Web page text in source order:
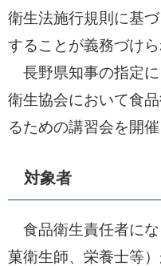
衛生法施行規則に基
することが義務づけ
長野県知事の指定
衛生協会において食
るための講習会を開催
対象者
食品衛生責任者に
菓衛生師、栄養士等